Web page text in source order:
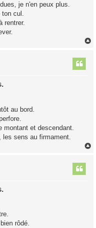
je n'en peux plus.
ton cul.
rentrer.
au bord.
et descendant.
sens au firmament.
rôdé.